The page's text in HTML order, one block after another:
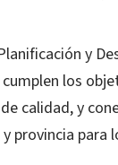
y
los
calidad, y
provincia para